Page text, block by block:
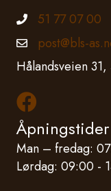
Telefonnummer
51 77 07 00
Epostadresse
post@bls-
Hålandsveien
Les mer om oss
Åpningstider
Man – fredag:
Lørdag: 09:00 -